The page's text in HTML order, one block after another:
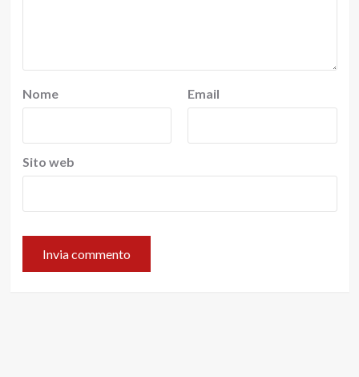
Nome Email
Sito web